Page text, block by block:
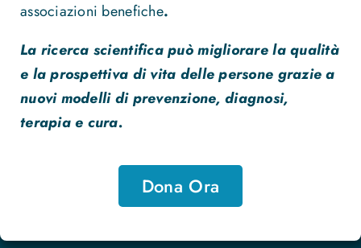
associazioni benefiche.
La ricerca scientifica può migliorare la qualità
e la prospettiva di vita delle persone grazie a
nuovi modelli di prevenzione, diagnosi,
terapia e cura.
Dona Ora